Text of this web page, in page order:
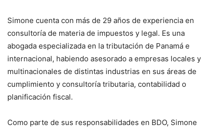
Simone cuenta con más de 29 años de experiencia en
consultoría de materia de impuestos y legal. Es una
abogada especializada en la tributación de Panamá e
internacional, habiendo asesorado a empresas locales y
multinacionales de distintas industrias en sus áreas de
cumplimiento y consultoría tributaria, contabilidad o
planificación fiscal.
Como parte de sus responsabilidades en BDO, Simone